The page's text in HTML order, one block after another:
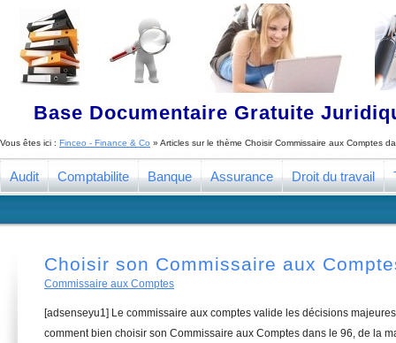
Base Documentaire Gratuite
Vous êtes ici : Finceo - Finance & Co » Articles sur le thème Choisir Commissaire aux Comptes
Audit Comptabilite Banque Assurance Droit du travail
Choisir son Commissaire aux
Commissaire aux Comptes
[adsenseyu1] Le commissaire aux comptes valide les décisions
comment bien choisir son Commissaire aux Comptes dans le 96, de la